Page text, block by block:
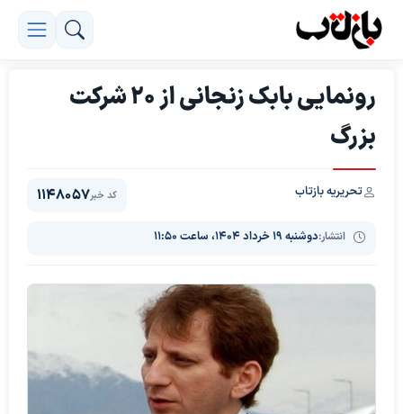
رونمایی بابک زنجانی از ۲۰ شرکت
بزرگ
تحریریه بازتاب
انتشار:دوشنبه ۱۹ خرداد ۱۴۰۴، ساعت ۱۱:۵۰
کد خبر1148057